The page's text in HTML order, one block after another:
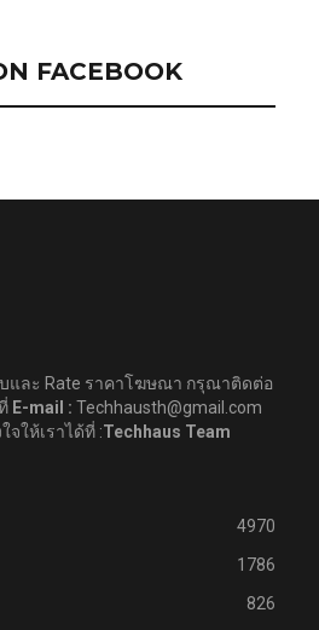
FACEBOOK
และ Rate ราคาโฆษณา กรุณาติดต่อ
E-mail : Techhausth@gmail.com
จให้เราได้ที่ :Techhaus Team
4970
1786
826